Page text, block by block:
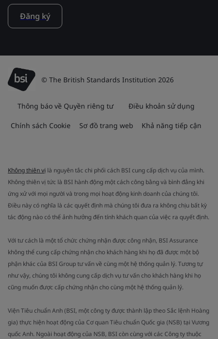
Đăng ký
© The British Standards Institution 2026
Thông báo về Quyền riêng tư Điều khoản sử dụng
Chính sách Cookie Sơ đồ trang web Khả năng tiếp cận
Không thiên vị là nguyên tắc chi phối cách BSI cung cấp dịch vụ của mình.
Không thiên vị tức là BSI hành động một cách công bằng và bình đẳng khi
ứng xử với mọi người và trong mọi hoạt động kinh doanh của chúng tôi.
Điều này có nghĩa là các quyết định mà chúng tôi đưa ra không chịu bất kỳ
tác động nào có thể ảnh hưởng đến tính khách quan của việc ra quyết định.
Với tư cách là một tổ chức chứng nhận được công nhận, BSI Assurance
không thể cung cấp chứng nhận cho khách hàng khi họ đã được một bộ
phận khác của BSI Group tư vấn về cùng một hệ thống quản lý. Tương tự
như vậy, chúng tôi không cung cấp dịch vụ tư vấn cho khách hàng khi họ
cũng muốn được cấp chứng nhận cho cùng một hệ thống quản lý.
Viện Tiêu chuẩn Anh (BSI, một công ty được thành lập theo Sắc lệnh Hoàng
gia) thực hiện hoạt động của Cơ quan Tiêu chuẩn Quốc gia (NSB) tại Vương
quốc Anh. Ngoài hoạt động của NSB, BSI còn cùng với các Công ty thuộc